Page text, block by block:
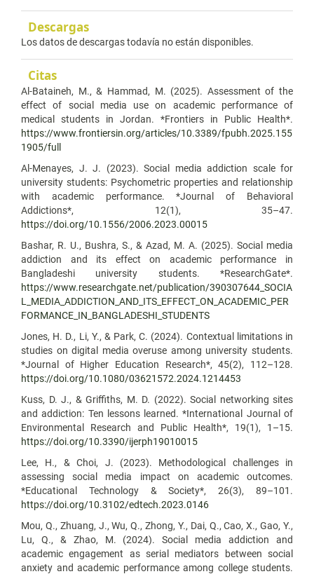
Descargas
Los datos de descargas todavía no están disponibles.
Citas
Al-Bataineh, M., & Hammad, M. (2025). Assessment of the
effect of social media use on academic performance of
medical students in Jordan. *Frontiers in Public Health*.
https://www.frontiersin.org/articles/10.3389/fpubh.2025.155
1905/full
Al-Menayes, J. J. (2023). Social media addiction scale for
university students: Psychometric properties and relationship
with academic performance. *Journal of Behavioral
Addictions*, 12(1), 35–47.
https://doi.org/10.1556/2006.2023.00015
Bashar, R. U., Bushra, S., & Azad, M. A. (2025). Social media
addiction and its effect on academic performance in
Bangladeshi university students. *ResearchGate*.
https://www.researchgate.net/publication/390307644_SOCIA
L_MEDIA_ADDICTION_AND_ITS_EFFECT_ON_ACADEMIC_PER
FORMANCE_IN_BANGLADESHI_STUDENTS
Jones, H. D., Li, Y., & Park, C. (2024). Contextual limitations in
studies on digital media overuse among university students.
*Journal of Higher Education Research*, 45(2), 112–128.
https://doi.org/10.1080/03621572.2024.1214453
Kuss, D. J., & Griffiths, M. D. (2022). Social networking sites
and addiction: Ten lessons learned. *International Journal of
Environmental Research and Public Health*, 19(1), 1–15.
https://doi.org/10.3390/ijerph19010015
Lee, H., & Choi, J. (2023). Methodological challenges in
assessing social media impact on academic outcomes.
*Educational Technology & Society*, 26(3), 89–101.
https://doi.org/10.3102/edtech.2023.0146
Mou, Q., Zhuang, J., Wu, Q., Zhong, Y., Dai, Q., Cao, X., Gao, Y.,
Lu, Q., & Zhao, M. (2024). Social media addiction and
academic engagement as serial mediators between social
anxiety and academic performance among college students.